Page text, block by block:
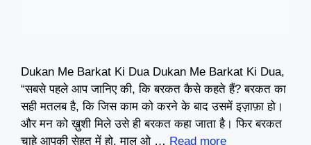
Dukan Me Barkat Ki Dua Dukan Me Barkat Ki Dua,
“सबसे पहले आप जानिए की, कि बरकत कैसे कहते हैं? बरकत का
सही मतलब है, कि जिस काम को करने के बाद उसमें इज़ाफ़ा हो।
और मन को ख़ुशी मिले उसे ही बरकत कहा जाता है। फिर बरकत
चाहे आपकी सेहत में हो, माल ओ … Read more